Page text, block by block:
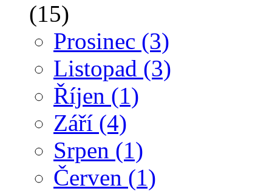
(15)
Prosinec (3)
Listopad (3)
Říjen (1)
Září (4)
Srpen (1)
Červen (1)